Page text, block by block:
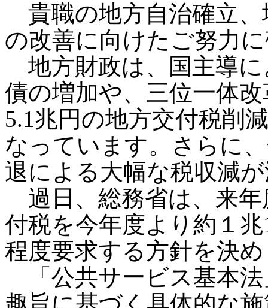
貴職の地方自治確立、
の改善に向けたご努力
地方財政は、国主導に
債の増加や、三位一体
5.1兆円の地方交付税削
なっています。さらに
退による大幅な税収減
過日、総務省は、来年
付税を今年度より約１
程度要求する方針を決
「公共サービス基本法